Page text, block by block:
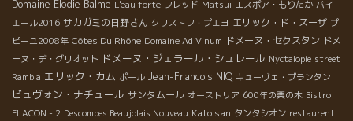
Domaine Elodie Balme L'eau forte フレッド Matsui エスポア・もりたか バイ
エール2016 サカガミの日野さん クリストフ・プエヨ エリック・ド・スーザ プ
ピーユ2008年 Côtes Du Rhône Domaine Ad Vinum ドメーヌ・セクスタン ドメ
ーヌ・デ・グリオット ドメーヌ・ジェラール・シュレール Nyctalopie street
Rambla エリック・カム ポール Jean-Francois NIQ キューヴェ・プランタン
ビュヴォン・ナチュール サンタムール オーストリア 600年の栗の木 Bistro
FLACON - 2 Descombes Beaujolais Nouveau Kato san タンタシオン restaurent